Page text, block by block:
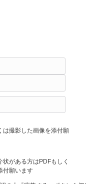
は撮影した画像を添付願
がある方はPDFもしく
付願います